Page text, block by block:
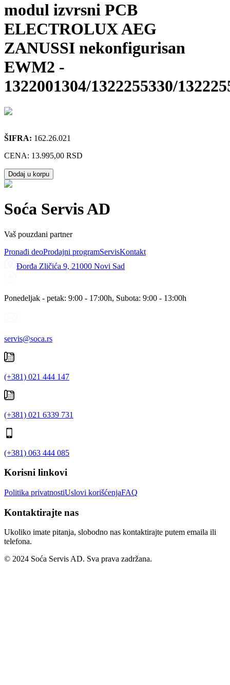
modul izvrsni PCB
ELECTROLUX AEG
ZANUSSI nekonfigurisan
EWM2 -
1322001304/1322255330/
ŠIFRA: 162.26.021
CENA: 13.995,00 RSD
Dodaj u korpu
Soća Servis AD
Vaš pouzdani partner
Pronađi deoProdajni programServisKontakt
Đorđa Zličića 9, 21000 Novi Sad
Ponedeljak - petak: 9:00 - 17:00h, Subota: 9:00 - 13:00h
servis@soca.rs
(+381) 021 444 147
(+381) 021 6339 731
(+381) 063 444 085
Korisni linkovi
Politika privatnostiUslovi korišćenjaFAQ
Kontaktirajte nas
Ukoliko imate pitanja, slobodno nas kontaktirajte putem emaila ili
telefona.
© 2024 Soća Servis AD. Sva prava zadržana.